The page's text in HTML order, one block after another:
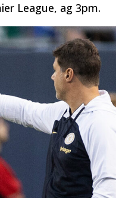
League, ag 3pm.